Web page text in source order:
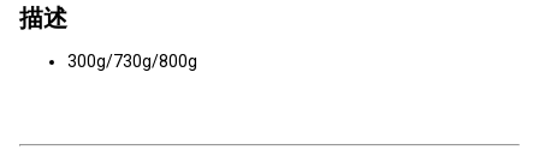
描述
300g/730g/800g